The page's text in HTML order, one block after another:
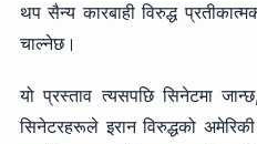
थप सैन्य कारबाही विरुद्ध
चाल्नेछ।
यो प्रस्ताव त्यसपछि सिनेटमा
सिनेटरहरूले इरान विरुद्धको